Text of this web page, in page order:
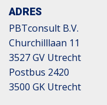
ADRES
PBTconsult B.V.
Churchilllaan 11
3527 GV Utrecht
Postbus 2420
3500 GK Utrecht